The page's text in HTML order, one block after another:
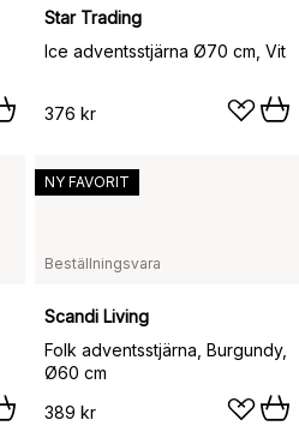
Star Trading
Ice adventsstjärna Ø70 cm, Vit
376 kr
Beställningsvara
Scandi Living
Folk adventsstjärna, Burgundy,
Ø60 cm
389 kr
NY FAVORIT